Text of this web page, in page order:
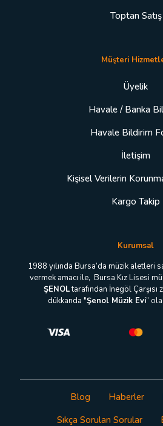
Toptan Satış
Müşteri
Üyelik
Havale / Banka
Havale Bildirim
İletişim
Kişisel Verilerin
Kargo Takip
Kurumsal
1988 yılında Bursa’da müzik aletleri
vermek amacı ile, Bursa Kız Lisesi
ŞENOLtarafından İnegöl Çarşısı
dükkanda "Şenol Müzik Evi”
Blog Haberler
Sıkça Sorulan Sorular